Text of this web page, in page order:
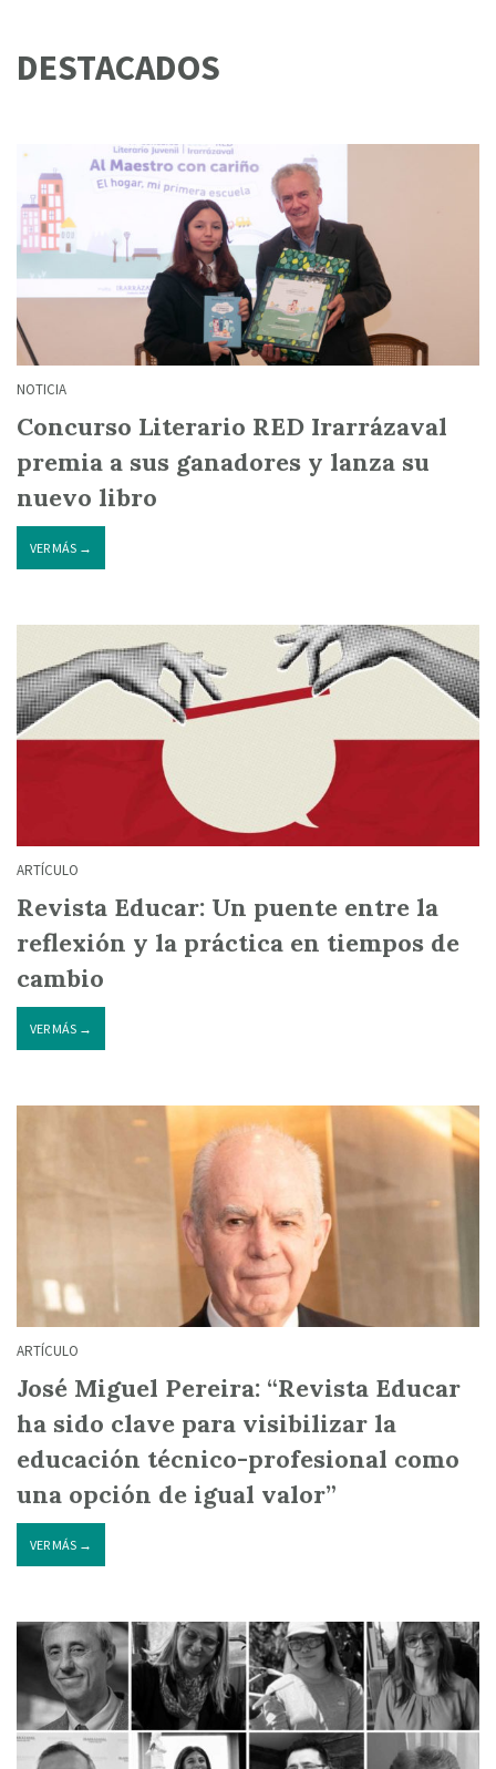
DESTACADOS
NOTICIA
Concurso Literario RED Irarrázaval
premia a sus ganadores y lanza su
nuevo libro
VER MÁS →
ARTÍCULO
Revista Educar: Un puente entre la
reflexión y la práctica en tiempos de
cambio
VER MÁS →
ARTÍCULO
José Miguel Pereira: “Revista Educar
ha sido clave para visibilizar la
educación técnico-profesional como
una opción de igual valor”
VER MÁS →